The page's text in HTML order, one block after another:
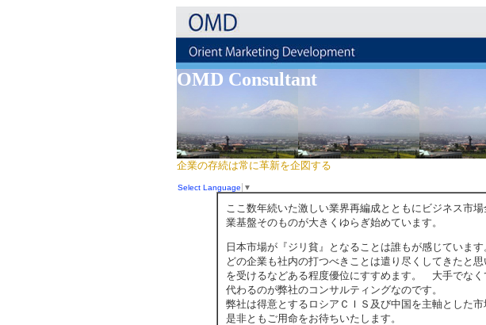
OMD Consultant
企業の存続は常に革新を企図する
Select Language ▼
ここ数年続いた激しい業界再編成とともにビジネス市
業基盤そのものが大きくゆらぎ始めています。
日本市場が『ジリ貧』となることは誰もが感じていま
どの企業も社内の打つべきことは遣り尽くしてきたと
を受けるなどある程度優位にすすめます。 大手でな
代わるのが弊社のコンサルティングなのです。
弊社は得意とするロシアＣＩＳ及び中国を主軸とした
是非ともご用命をお待ちいたします。